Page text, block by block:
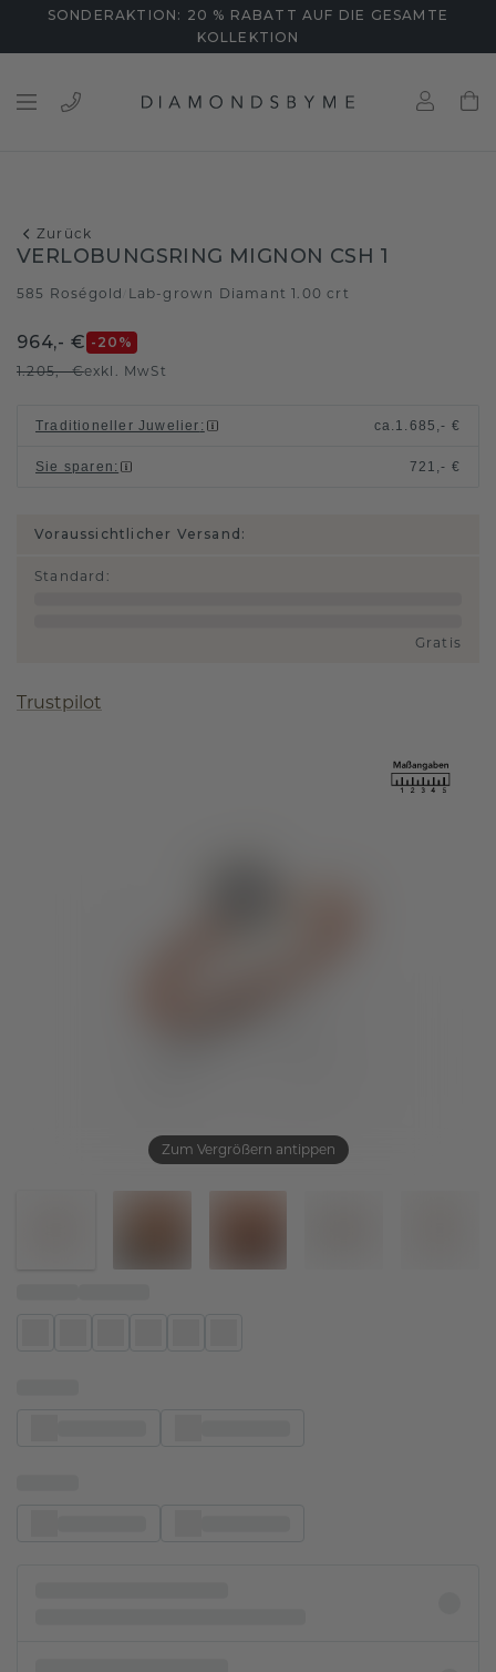
SONDERAKTION: 20 % RABATT AUF DIE GESAMTE
KOLLEKTION
Zurück
Zum Vergrößern antippen
VERLOBUNGSRING MIGNON CSH 1
585 Roségold Lab-grown Diamant 1.00 crt
964,- € -20 %
1.205,- €exkl. MwSt
Traditioneller Juwelier : ca. 1.685,- €
Sie sparen : 721,- €
Voraussichtlicher Versand:
Standard :
Gratis
Trustpilot